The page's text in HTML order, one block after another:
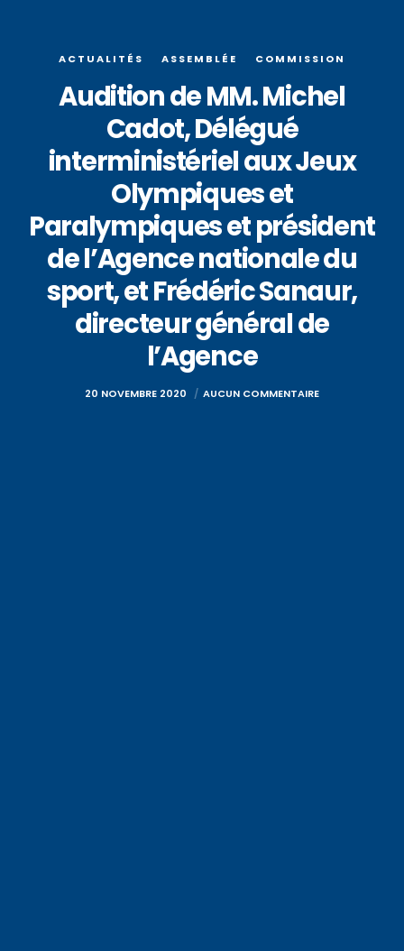
ACTUALITÉS ASSEMBLÉE COMMISSION
Audition de MM. Michel
Cadot, Délégué
interministériel aux Jeux
Olympiques et
Paralympiques et président
de l’Agence nationale du
sport, et Frédéric Sanaur,
directeur général de
l’Agence
20 NOVEMBRE 2020 AUCUN COMMENTAIRE